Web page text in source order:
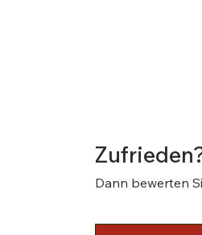
Dann bewerten